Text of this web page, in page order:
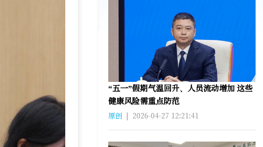
“五一”假期气温回升、人员流动增加 这些
健康风险需重点防范
原创 | 2026-04-27 12:21:41